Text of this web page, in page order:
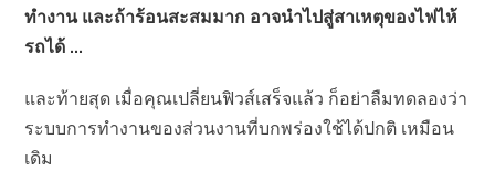
ทำงาน และถ้าร้อนสะสมมาก อาจนำไปสู่สาเหตุของไฟไห้
รถได้ …
และท้ายสุด เมื่อคุณเปลี่ยนฟิวส์เสร็จแล้ว ก็อย่าลืมทดลองว่า
ระบบการทำงานของส่วนงานที่บกพร่องใช้ได้ปกติ เหมือน
เดิม